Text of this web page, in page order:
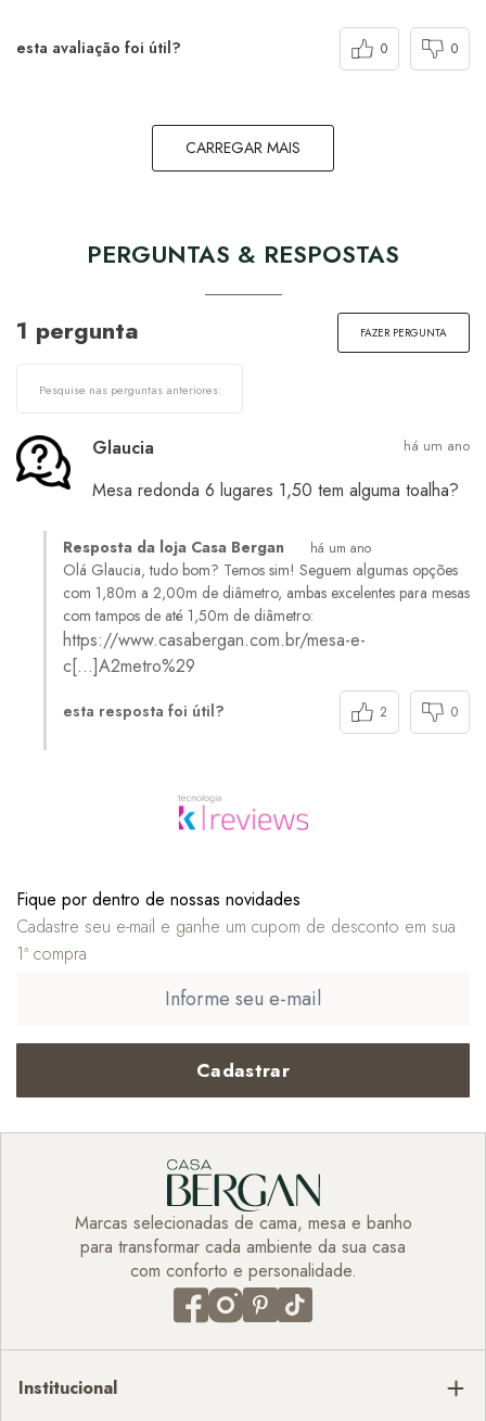
esta avaliação foi útil? 0 0
CARREGAR MAIS
PERGUNTAS & RESPOSTAS
1 pergunta FAZER PERGUNTA
Glaucia há um ano
Mesa redonda 6 lugares 1,50 tem alguma toalha?
Resposta da loja Casa Bergan há um ano
Olá Glaucia, tudo bom? Temos sim! Seguem algumas opções
com 1,80m a 2,00m de diâmetro, ambas excelentes para mesas
com tampos de até 1,50m de diâmetro:
https://www.casabergan.com.br/mesa-e-
c[…]A2metro%29
esta resposta foi útil? 2 0
Fique por dentro de nossas novidades
Cadastre seu e-mail e ganhe um cupom de desconto em sua
1ª compra
Cadastrar
Marcas selecionadas de cama, mesa e banho
para transformar cada ambiente da sua casa
com conforto e personalidade.
Institucional